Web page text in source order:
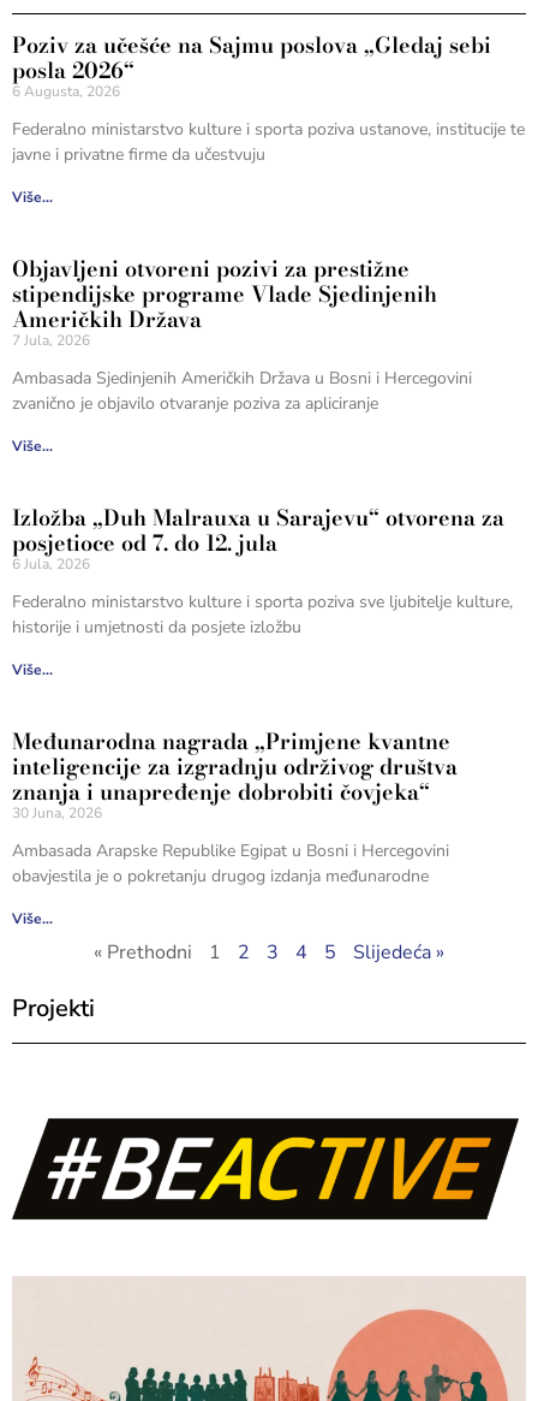
Poziv za učešće na Sajmu poslova „Gledaj sebi
posla 2026“
6 Augusta, 2026
Federalno ministarstvo kulture i sporta poziva ustanove, institucije te
javne i privatne firme da učestvuju
Više...
Objavljeni otvoreni pozivi za prestižne
stipendijske programe Vlade Sjedinjenih
Američkih Država
7 Jula, 2026
Ambasada Sjedinjenih Američkih Država u Bosni i Hercegovini
zvanično je objavilo otvaranje poziva za apliciranje
Više...
Izložba „Duh Malrauxa u Sarajevu“ otvorena za
posjetioce od 7. do 12. jula
6 Jula, 2026
Federalno ministarstvo kulture i sporta poziva sve ljubitelje kulture,
historije i umjetnosti da posjete izložbu
Više...
Međunarodna nagrada „Primjene kvantne
inteligencije za izgradnju održivog društva
znanja i unapređenje dobrobiti čovjeka“
30 Juna, 2026
Ambasada Arapske Republike Egipat u Bosni i Hercegovini
obavjestila je o pokretanju drugog izdanja međunarodne
Više...
« Prethodni 1 2 3 4 5 Slijedeća »
Projekti